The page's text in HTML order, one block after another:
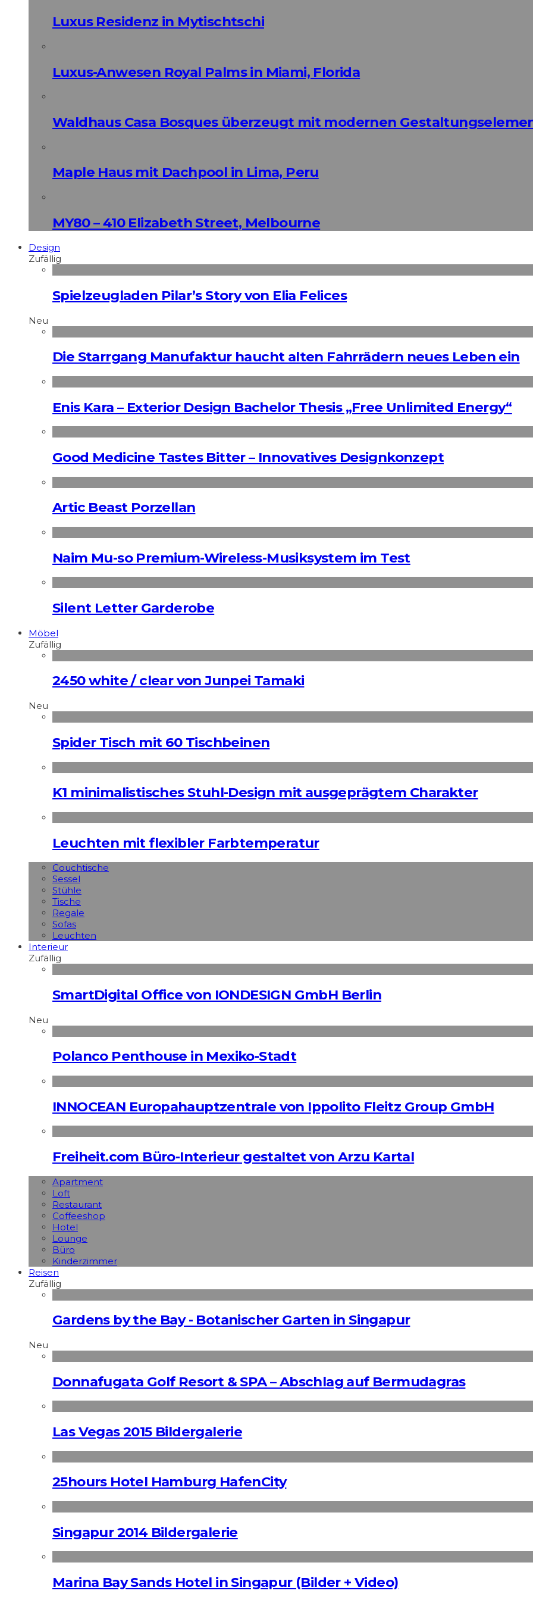
Luxus Residenz in Mytischtschi
Luxus-Anwesen Royal Palms in Miami, Florida
Waldhaus Casa Bosques überzeugt mit modernen
Maple Haus mit Dachpool in Lima, Peru
MY80 – 410 Elizabeth Street, Melbourne
Design
Zufällig
Spielzeugladen Pilar’s Story von Elia Felices
Neu
Die Starrgang Manufaktur haucht alten Fahrrädern neues Leben ein
Enis Kara – Exterior Design Bachelor Thesis „Free Unlimited Energy“
Good Medicine Tastes Bitter – Innovatives Designkonzept
Artic Beast Porzellan
Naim Mu-so Premium-Wireless-Musiksystem im Test
Silent Letter Garderobe
Möbel
Zufällig
2450 white / clear von Junpei Tamaki
Neu
Spider Tisch mit 60 Tischbeinen
K1 minimalistisches Stuhl-Design mit ausgeprägtem Charakter
Leuchten mit flexibler Farbtemperatur
Couchtische
Sessel
Stühle
Tische
Regale
Sofas
Leuchten
Interieur
Zufällig
SmartDigital Office von IONDESIGN GmbH Berlin
Neu
Polanco Penthouse in Mexiko-Stadt
INNOCEAN Europahauptzentrale von Ippolito Fleitz Group GmbH
Freiheit.com Büro-Interieur gestaltet von Arzu Kartal
Apart­ment
Loft
Restaurant
Coffeeshop
Hotel
Lounge
Büro
Kinderzimmer
Reisen
Zufällig
Gardens by the Bay - Botanischer Garten in Singapur
Neu
Donnafugata Golf Resort & SPA – Abschlag auf Bermudagras
Las Vegas 2015 Bildergalerie
25hours Hotel Hamburg HafenCity
Singapur 2014 Bildergalerie
Marina Bay Sands Hotel in Singapur (Bilder + Video)